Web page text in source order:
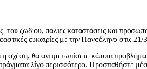
του ζωδίου, παλιές καταστάσεις και
ευκαιρίες με την Πανσέληνο στις
σχέση, θα αντιμετωπίσετε κάποια
πράγματα λίγο περισσότερο. Προσπαθήστε